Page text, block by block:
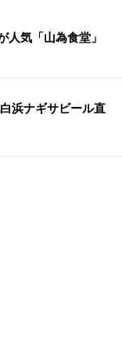
人気「山為食堂」
浜ナギサビール直